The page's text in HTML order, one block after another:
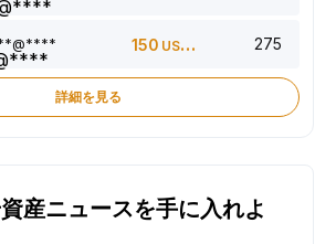
150 USDT 275
詳細を見る
産ニュースを手に入れよ